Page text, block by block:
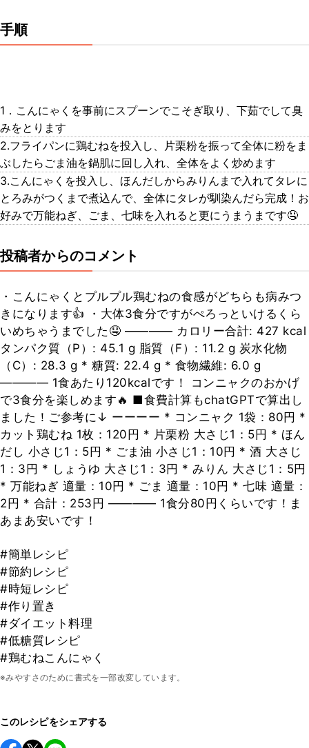
手順
1．こんにゃくを事前にスプーンでこそぎ取り、下茹でして臭
みをとります
2.フライパンに鶏むねを投入し、片栗粉を振って全体に粉をま
ぶしたらごま油を鍋肌に回し入れ、全体をよく炒めます
3.こんにゃくを投入し、ほんだしからみりんまで入れてタレに
とろみがつくまで煮込んで、全体にタレが馴染んだら完成！お
好みで万能ねぎ、ごま、七味を入れると更にうまうまです🤤
投稿者からのコメント
・こんにゃくとプルプル鶏むねの食感がどちらも病みつ
きになります👍 ・大体3食分ですがぺろっといけるくら
いめちゃうまでした🤤 ―――― カロリー合計: 427 kcal
タンパク質（P）: 45.1 g 脂質（F）: 11.2 g 炭水化物
（C）: 28.3 g * 糖質: 22.4 g * 食物繊維: 6.0 g
―――― 1食あたり120kcalです！ コンニャクのおかげ
で3食分を楽しめます🔥 ■食費計算もchatGPTで算出し
ました！ご参考に↓ ーーーー * コンニャク 1袋：80円 *
カット鶏むね 1枚：120円 * 片栗粉 大さじ1：5円 * ほん
だし 小さじ1：5円 * ごま油 小さじ1：10円 * 酒 大さじ
1：3円 * しょうゆ 大さじ1：3円 * みりん 大さじ1：5円
* 万能ねぎ 適量：10円 * ごま 適量：10円 * 七味 適量：
2円 * 合計：253円 ―――― 1食分80円くらいです！ま
あまあ安いです！
#簡単レシピ
#節約レシピ
#時短レシピ
#作り置き
#ダイエット料理
#低糖質レシピ
#鶏むねこんにゃく
※みやすさのために書式を一部改変しています。
このレシピをシェアする